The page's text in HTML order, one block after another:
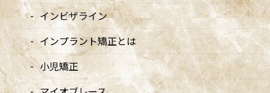
を日常生活に取り入れることで、歯の健康を維持し、将来的
な治療のリスクを減らすことができます。早期からの予防を
習慣化し、健康で豊かな生活を送りましょう。
インビザライン
インプラント矯正とは
小児矯正